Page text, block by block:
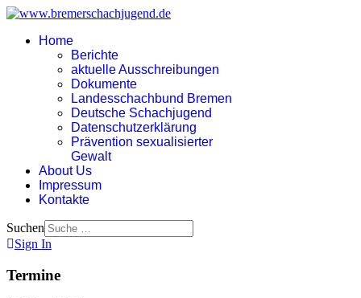
Home
Berichte
aktuelle Ausschreibungen
Dokumente
Landesschachbund Bremen
Deutsche Schachjugend
Datenschutzerklärung
Prävention sexualisierter
Gewalt
About Us
Impressum
Kontakte
Suchen
Sign In
Termine